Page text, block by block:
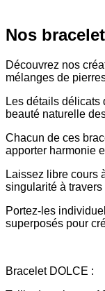
Nos
Découvrez nos
mélanges de
Les détails délicats
beauté naturelle
Chacun de ces
apporter harmonie
Laissez libre cours
singularité à
Portez-les
superposés pour
Bracelet DOLCE :